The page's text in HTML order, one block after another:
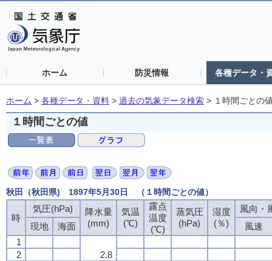
ホーム 防災情報 各種データ・
ホーム > 各種データ・資料 > 過去の気象データ検索 > １時間ごとの
１時間ごとの値
秋田（秋田県) 1897年5月30日 （１時間ごとの値）
時
気圧(hPa)
降水量
(mm)
気温
(℃)
露点
温度
(℃)
蒸気圧
(hPa)
湿度
(％)
風向・
現地
海面
風速
1
2.8
2